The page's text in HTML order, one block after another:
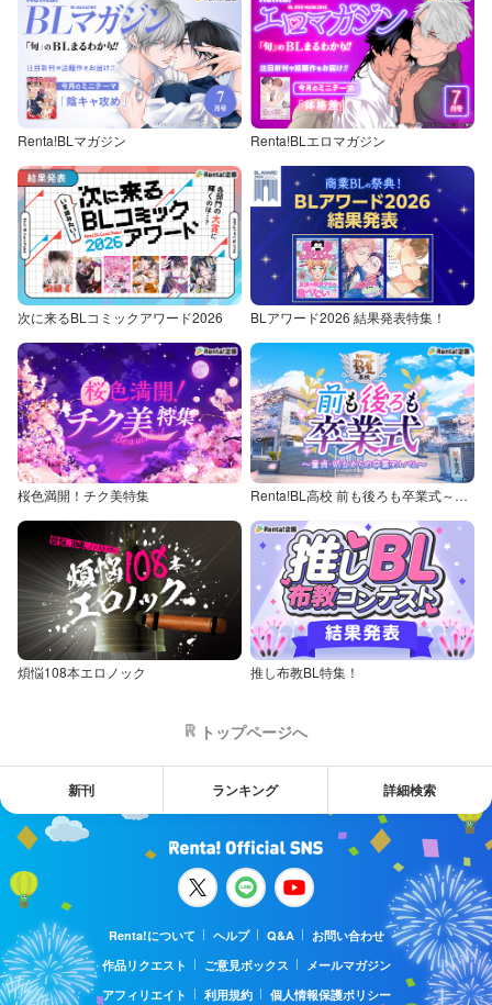
Renta!BLマガジン Renta!BLエロマガジン
次に来るBLコミックアワード2026 BLアワード2026 結果発表特集！
桜色満開！チク美特集 Renta!BL高校 前も後ろも卒業式～童貞・処女からの卒業アルバム～
煩悩108本エロノック 推し布教BL特集！
トップページへ
新刊 ランキング 詳細検索
Renta!について ヘルプ Q&A
お問い合わせ
作品リクエスト
ご意見ボックス
メールマガジン
アフィリエイト
利用規約 個人情報保護ポリシー